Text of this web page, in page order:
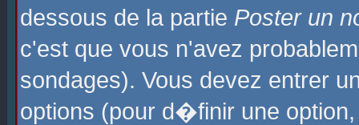
dessous de la partie Poster un
c'est que vous n'avez
sondages). Vous devez entrer
options (pour d�finir une